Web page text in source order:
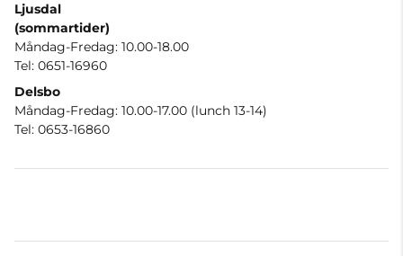
Ljusdal
(sommartider)
Måndag-Fredag: 10.00-18.00
Tel: 0651-16960
Delsbo
Måndag-Fredag: 10.00-17.00 (lunch 13-14)
Tel: 0653-16860